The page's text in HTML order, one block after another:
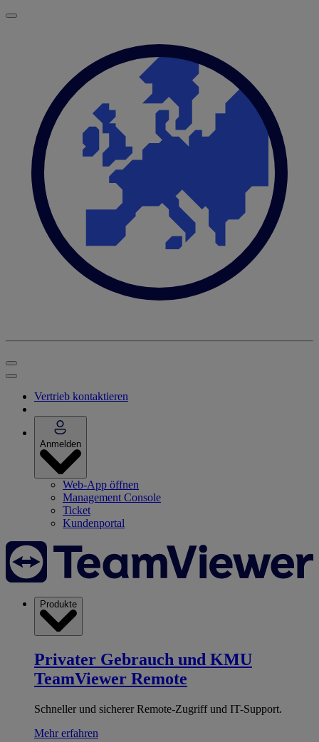
Vertrieb kontaktieren
Anmelden
Web-App öffnen
Management Console
Ticket
Kundenportal
Produkte
Privater Gebrauch und KMU
TeamViewer Remote
Schneller und sicherer Remote-Zugriff und IT-Support.
Mehr erfahren